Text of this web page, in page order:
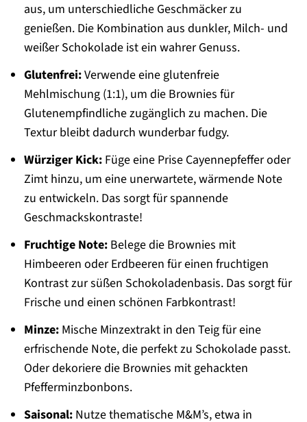
aus, um unterschiedliche Geschmäcker zu
genießen. Die Kombination aus dunkler, Milch- und
weißer Schokolade ist ein wahrer Genuss.
Glutenfrei:Verwende eine glutenfreie
Mehlmischung (1:1), um die Brownies für
Glutenempfindliche zugänglich zu machen. Die
Textur bleibt dadurch wunderbar fudgy.
Würziger Kick:Füge eine Prise Cayennepfeffer oder
Zimt hinzu, um eine unerwartete, wärmende Note
zu entwickeln. Das sorgt für spannende
Geschmackskontraste!
Fruchtige Note:Belege die Brownies mit
Himbeeren oder Erdbeeren für einen fruchtigen
Kontrast zur süßen Schokoladenbasis. Das sorgt für
Frische und einen schönen Farbkontrast!
Minze:Mische Minzextrakt in den Teig für eine
erfrischende Note, die perfekt zu Schokolade passt.
Oder dekoriere die Brownies mit gehackten
Pfefferminzbonbons.
Saisonal:Nutze thematische M&M’s, etwa in